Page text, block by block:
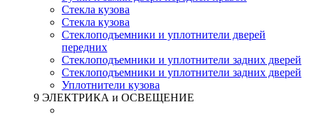
Стекла кузова
Стекла кузова
Стеклоподъемники и уплотнители дверей
передних
Стеклоподъемники и уплотнители задних дверей
Стеклоподъемники и уплотнители задних дверей
Уплотнители кузова
9 ЭЛЕКТРИКА и ОСВЕЩЕНИЕ